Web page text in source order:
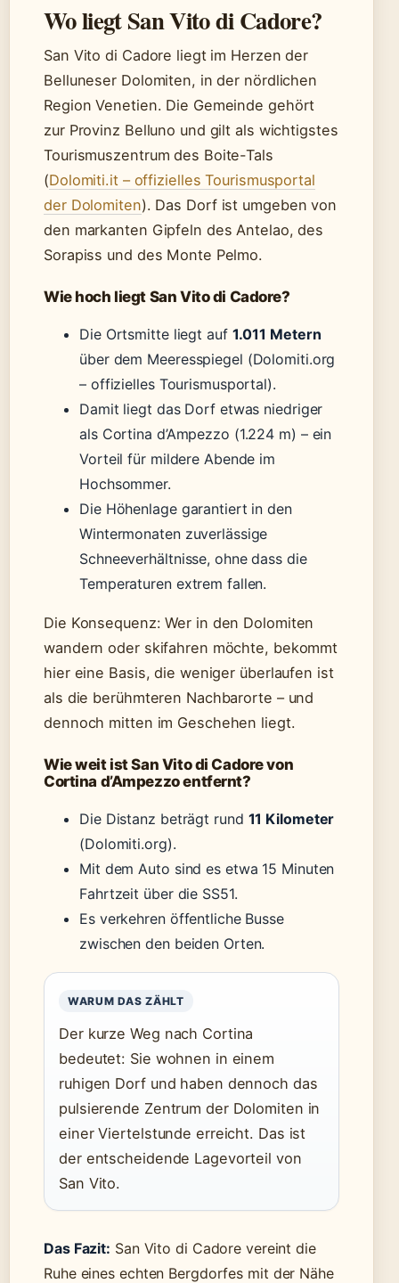
Wo liegt San Vito di Cadore?
San Vito di Cadore liegt im Herzen der
Belluneser Dolomiten, in der nördlichen
Region Venetien. Die Gemeinde gehört
zur Provinz Belluno und gilt als wichtigstes
Tourismuszentrum des Boite-Tals
(Dolomiti.it – offizielles Tourismusportal
der Dolomiten). Das Dorf ist umgeben von
den markanten Gipfeln des Antelao, des
Sorapiss und des Monte Pelmo.
Wie hoch liegt San Vito di Cadore?
Die Ortsmitte liegt auf 1.011 Metern
über dem Meeresspiegel (Dolomiti.org
– offizielles Tourismusportal).
Damit liegt das Dorf etwas niedriger
als Cortina d’Ampezzo (1.224 m) – ein
Vorteil für mildere Abende im
Hochsommer.
Die Höhenlage garantiert in den
Wintermonaten zuverlässige
Schneeverhältnisse, ohne dass die
Temperaturen extrem fallen.
Die Konsequenz: Wer in den Dolomiten
wandern oder skifahren möchte, bekommt
hier eine Basis, die weniger überlaufen ist
als die berühmteren Nachbarorte – und
dennoch mitten im Geschehen liegt.
Wie weit ist San Vito di Cadore von
Cortina d’Ampezzo entfernt?
Die Distanz beträgt rund 11 Kilometer
(Dolomiti.org).
Mit dem Auto sind es etwa 15 Minuten
Fahrtzeit über die SS51.
Es verkehren öffentliche Busse
zwischen den beiden Orten.
WARUM DAS ZÄHLT
Der kurze Weg nach Cortina
bedeutet: Sie wohnen in einem
ruhigen Dorf und haben dennoch das
pulsierende Zentrum der Dolomiten in
einer Viertelstunde erreicht. Das ist
der entscheidende Lagevorteil von
San Vito.
Das Fazit: San Vito di Cadore vereint die
Ruhe eines echten Bergdorfes mit der Nähe